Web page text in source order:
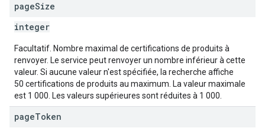
pageSize
integer
Facultatif. Nombre maximal de certifications de produits à
renvoyer. Le service peut renvoyer un nombre inférieur à cette
valeur. Si aucune valeur n'est spécifiée, la recherche affiche
50 certifications de produits au maximum. La valeur maximale
est 1 000. Les valeurs supérieures sont réduites à 1 000.
pageToken